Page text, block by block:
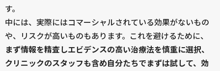
す。
中には、実際にはコマーシャルされている効果がないもの
や、リスクが高いものもあります。これを避けるために、
まず情報を精査しエビデンスの高い治療法を慎重に選択、
クリニックのスタッフも含め自分たちでまずは試して、効